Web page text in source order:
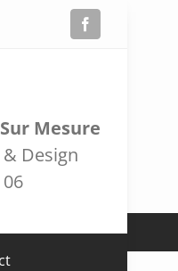
Mesure
Design